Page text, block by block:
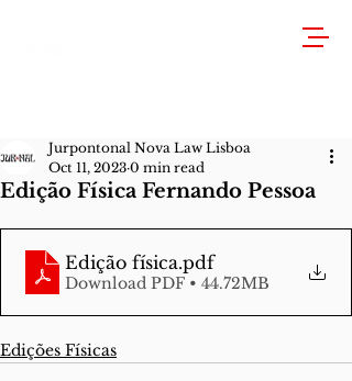
Edição Física Fernando Pessoa
Jurpontonal Nova Law Lisboa
Oct 11, 2023 0 min read
Edição física.pdf
Download PDF • 44.72MB
Edições Físicas